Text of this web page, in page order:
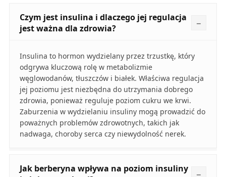
Czym jest insulina i dlaczego jej regulacja
jest ważna dla zdrowia?
Insulina to hormon wydzielany przez trzustkę, który
odgrywa kluczową rolę w metabolizmie
węglowodanów, tłuszczów i białek. Właściwa regulacja
jej poziomu jest niezbędna do utrzymania dobrego
zdrowia, ponieważ reguluje poziom cukru we krwi.
Zaburzenia w wydzielaniu insuliny mogą prowadzić do
poważnych problemów zdrowotnych, takich jak
nadwaga, choroby serca czy niewydolność nerek.
Jak berberyna wpływa na poziom insuliny